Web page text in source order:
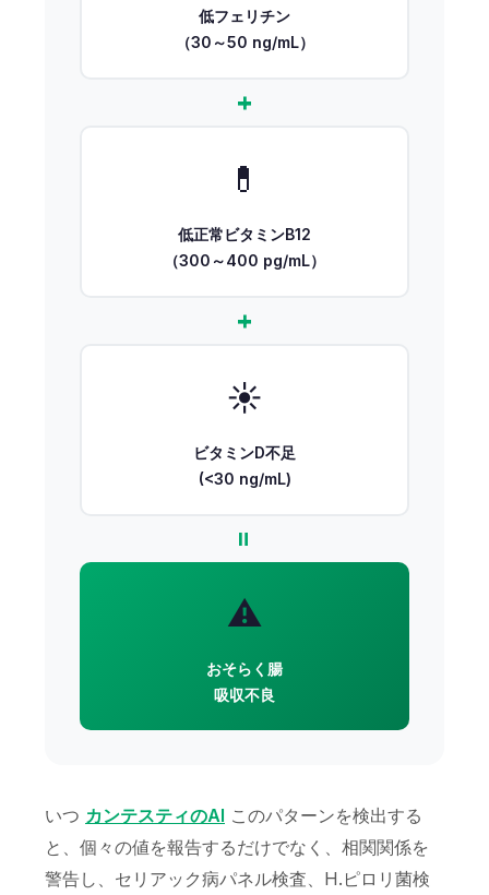
低フェリチン
（30～50 ng/mL）
+
💊
低正常ビタミンB12
（300～400 pg/mL）
+
☀️
ビタミンD不足
(<30 ng/mL)
=
⚠️
おそらく腸
吸収不良
いつ カンテスティのAI このパターンを検出する
と、個々の値を報告するだけでなく、相関関係を
警告し、セリアック病パネル検査、H.ピロリ菌検